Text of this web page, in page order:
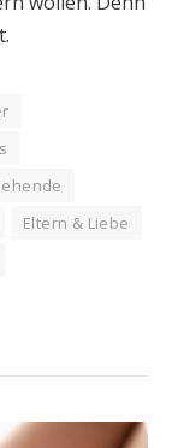
Eltern & Liebe